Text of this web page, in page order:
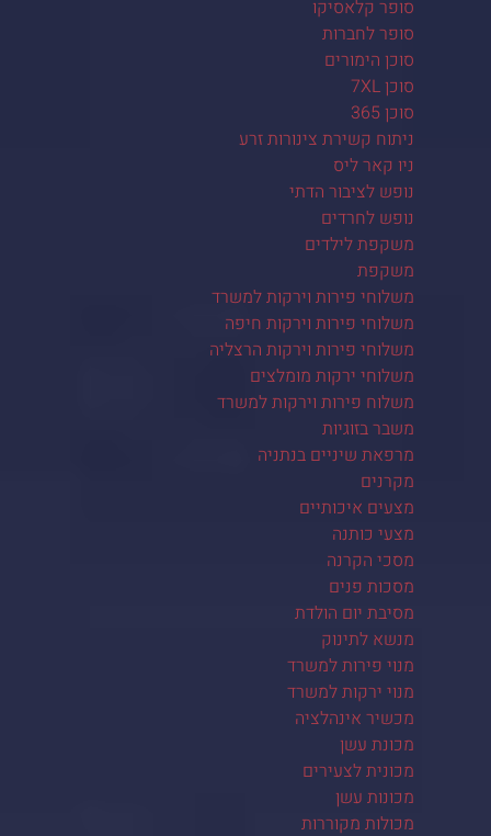
סופר קלאסיקו
סופר לחברות
סוכן הימורים
סוכן 7XL
סוכן 365
ניתוח קשירת צינורות זרע
ניו קאר ליס
נופש לציבור הדתי
נופש לחרדים
משקפת לילדים
משקפת
משלוחי פירות וירקות למשרד
משלוחי פירות וירקות חיפה
משלוחי פירות וירקות הרצליה
משלוחי ירקות מומלצים
משלוח פירות וירקות למשרד
משבר בזוגיות
מרפאת שיניים בנתניה
מקרנים
מצעים איכותיים
מצעי כותנה
מסכי הקרנה
מסכות פנים
מסיבת יום הולדת
מנשא לתינוק
מנוי פירות למשרד
מנוי ירקות למשרד
מכשיר אינהלציה
מכונת עשן
מכונית לצעירים
מכונות עשן
מכולות מקוררות